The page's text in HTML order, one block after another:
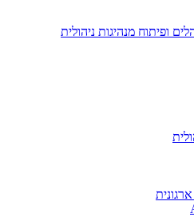
ופיתוח מנהיגות ניהולית